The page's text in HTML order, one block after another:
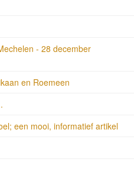
- 28 december
en Roemeen
een mooi, informatief artikel